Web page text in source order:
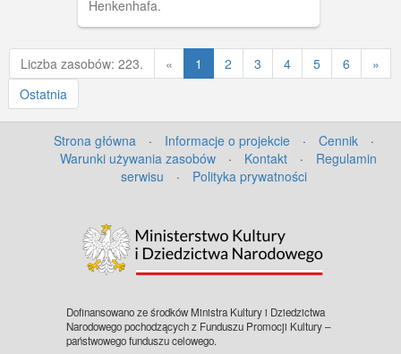
Henkenhafa.
Liczba zasobów: 223. « Poprzednia
1 2 3 4 5 6
»
Ostatnia
Strona główna · Informacje o projekcie · Cennik
·
Warunki używania zasobów
· Kontakt ·
Regulamin
serwisu
· Polityka prywatności
Dofinansowano ze środków Ministra Kultury i Dziedzictwa
Narodowego pochodzących z Funduszu Promocji Kultury –
państwowego funduszu celowego.